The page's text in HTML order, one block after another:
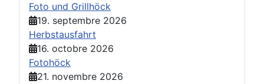
Foto und Grillhöck
19. septembre 2026
Herbstausfahrt
16. octobre 2026
Fotohöck
21. novembre 2026